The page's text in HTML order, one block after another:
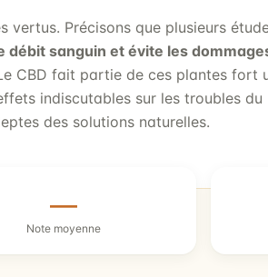
vertus. Précisons que plusieurs
débit sanguin et évite les
CBD fait partie de ces plantes fort
indiscutables sur les troubles du
des solutions naturelles.
—
Note moyenne